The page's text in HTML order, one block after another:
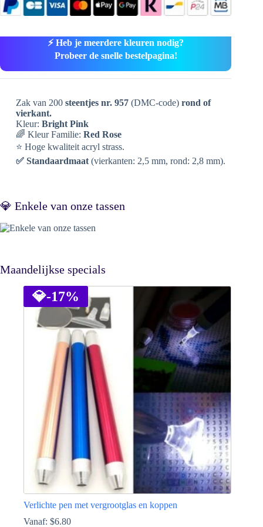
⚡ Heb je meerdere kleuren nodig?
Probeer de snelle bestelpagina!
Zak van 200 steentjes nr. 957(DMC-code) rond of
vierkant.
Kleur: Bright Pink
🌈 Kleur Familie: Red Rose
⭐ Hoge kwaliteit acryl strass.
✅ Standaardmaat(vierkanten: 2,5 mm, rond: 2,8 mm).
💎 Enkele van onze tassen
Maandelijkse specials
💎-17%
Verlichte pen met vergrootglas en koppen
Vanaf: $6.80